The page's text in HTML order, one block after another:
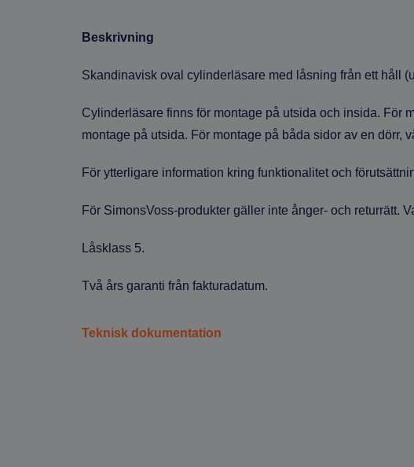
Beskrivning
Skandinavisk oval cylinderläsare med låsning från ett håll
Cylinderläsare finns för montage på utsida och insida. För
montage på utsida. För montage på båda sidor av en dörr,
För ytterligare information kring funktionalitet och
För SimonsVoss-produkter gäller inte ånger- och returrätt.
Låsklass 5.
Två års garanti från fakturadatum.
Teknisk dokumentation